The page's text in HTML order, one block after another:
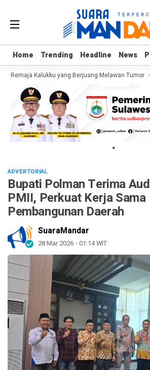
Home Trending Headline News
Home Trending Headline News
Remaja Kalukku yang Berjuang Melawan Tumor
"
ADVERTORIAL
Bupati Polman Terima
PMII, Perkuat Kerja Sama
Pembangunan Daerah
SuaraMandar
28 Mar 2026 - 01:14 WIT